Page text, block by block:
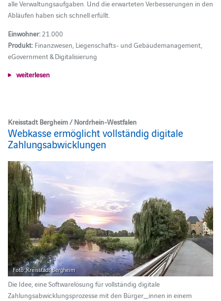
alle Verwaltungsaufgaben. Und die erwarteten Verbesserungen in den
Abläufen haben sich schnell erfüllt.
Einwohner:21.000
Produkt:Finanzwesen, Liegenschafts- und Gebäudemanagement,
eGovernment & Digitalisierung
weiterlesen
Kreisstadt Bergheim / Nordrhein-Westfalen
Webkasse ermöglicht vollständig digitale
Zahlungsabwicklungen
Foto: Kreisstadt Bergheim
Die Idee, eine Softwarelösung für vollständig digitale
Zahlungsabwicklungsprozesse mit den Bürger_innen in einem